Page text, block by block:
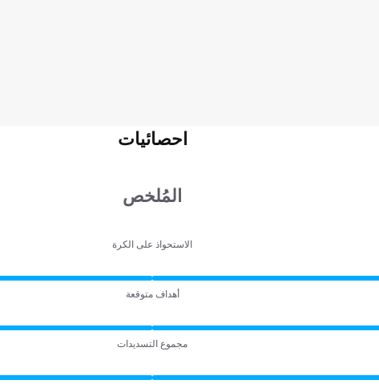
احصائيات
المُلخص
الاستحواذ على الكرة
أهداف متوقعة
مجموع التسديدات